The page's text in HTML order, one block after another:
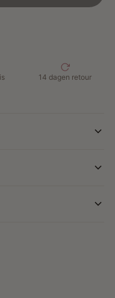
voor een complete
natuurlijke oliën
en citrus
kunstmatige
14 dagen retour